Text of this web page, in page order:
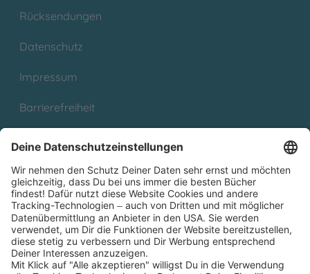
Rücksendungen
Datenschutz
Impressum
Barrierefreiheit
Partnerprogramm (Affiliate)
Folge uns auf